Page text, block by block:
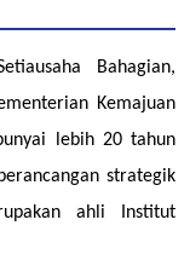
Bahagian,
Kemajuan
lebih 20 tahun
strategik
ahli Institut